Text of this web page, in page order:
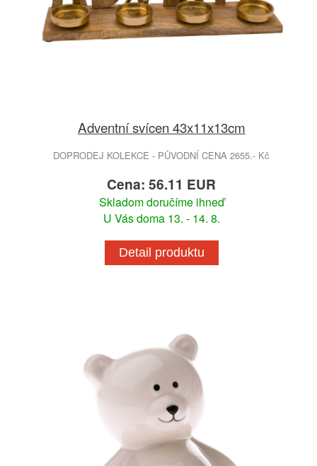
Adventní svícen 43x11x13cm
DOPRODEJ KOLEKCE - PŮVODNÍ CENA 2655.- Kč
Cena: 56.11 EUR
Skladom doručíme ihneď
U Vás doma 13. - 14. 8.
Detail produktu